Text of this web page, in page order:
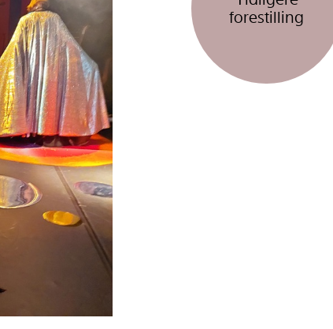
forestilling